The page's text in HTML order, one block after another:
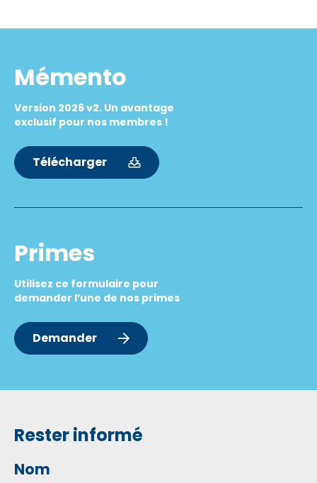
Mémento
Version 2026 v2. Un avantage
exclusif pour nos membres !
Télécharger
Primes
Utilisez ce formulaire pour
demander l’une de nos primes
Demander
Rester informé